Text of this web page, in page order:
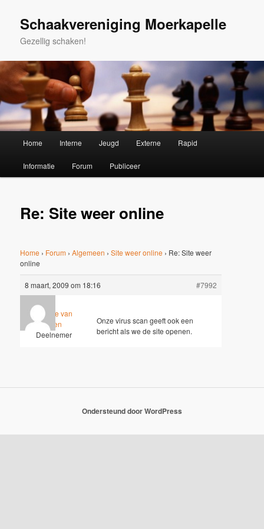
primaire
Schaakvereniging Moerkapelle
Gezellig schaken!
Home Interne Jeugd Externe Rapid
Informatie Forum Publiceer
Re: Site weer online
Home › Forum › Algemeen › Site weer online › Re: Site weer
online
8 maart, 2009 om 18:16 #7992
Marianne van
Elteren
Deelnemer
Onze virus scan geeft ook een
bericht als we de site openen.
Ondersteund door WordPress